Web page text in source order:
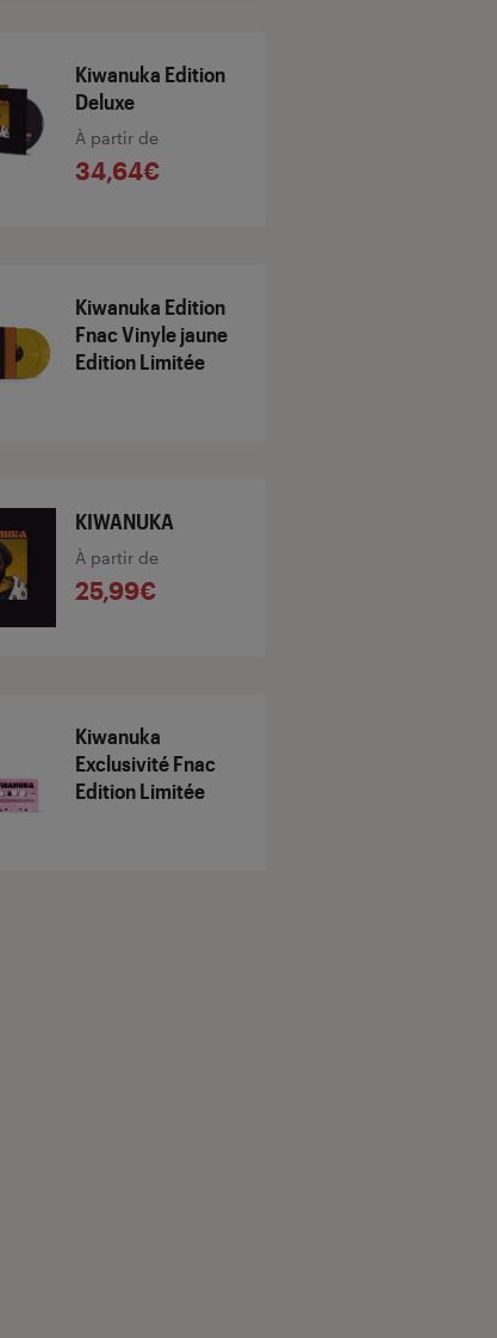
Kiwanuka Edition
Deluxe
À partir de
34,64€
Kiwanuka Edition
Fnac Vinyle jaune
Edition Limitée
KIWANUKA
À partir de
25,99€
Kiwanuka
Exclusivité Fnac
Edition Limitée